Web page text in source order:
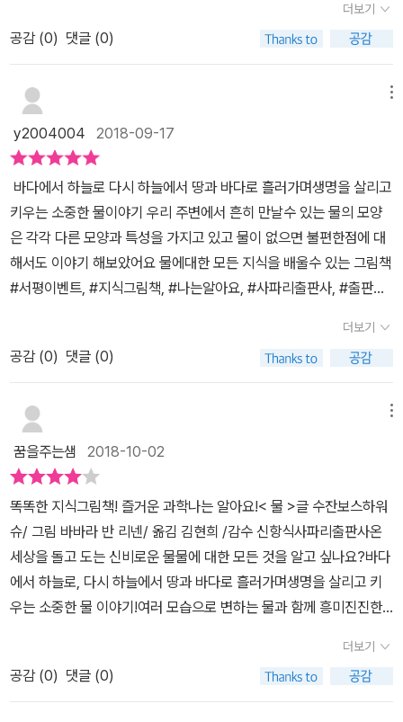
물이 물을 마시며 살아갈 수 있어요. 우리에게 소중한 물, 하지만, 지
구온난화로 인해 남극과 북극에 있는 빙하가 녹아 바닷물의 높이가
점점 높아진다는 것을 <꼬마지식>을 통해 알려주고 있어요. 작은 물
방울의 여행그림만으로도 물은 우리와 언제나 함께 있네요. 그리고
계속해서 물의 순환과정을 반복해서 알려준답니다. 물과 우리생활우
리 생활에 꼭 필요한 물물을 마시고, 물로 음식을 만들거나 씻고, 빨
래, 청소도 해요.아이들은 물의 날 행사에 갔다가 물이 떨어지는 힘을
이용해 전기를 만들어 불을 켤 수 있다는 것을 알고 있어요. 그리고 아
이들이 배꼽잡으며 공감했던 물은 변기의 똥오줌도 밖으로 내보내는
데도 사용한다는 것이죠. 지구에 있는 물 가운데 우리가 마실 수 있는
물은 약1퍼센트도 되지 않는다니...몰랐던 사실이예요. 학교에 있는
수돗가 물, 공원에 설치된 수돗물도 먹을 수 있었어요.'염소'라는 약품
내줘서집에서도 수돗물을 먹을 수 있는거더라구요. 우리 몸 역시도
약70퍼센트가 물로 이루어져 있지요. 물이 우리 몸 속에서 어떻게 사
용되는지또 어떤모습으로 변하는지도 그림으로 통해 설명해주고 있
어요. 몸속이 신기하기만한 아이는 몇 번을 물이 우리 몸 속 이곳저곳
이 물로 가득해요. 지구에 있는 물은 바닷물이 약 97퍼센트이고, 나
머지는 빙하, 호수, 강, 지하수등이예요. 대륙마다 날씨에 따라 물의
모습을 살펴볼 수 있고, 그 생활문화까지도 다르다는 걸 알 수 있었어
요. 선인장, 북극곰, 물고기, 낙타, 식물물은 동물과 식물에게도 필요
해요. 물을 소중한만큼 동물과 식물들도 똑똑하게 물을 이용하고 있
다는 것을 알 수 있었어요. 비가 많이 내려 물에 잠기는 현산인 홍수
비가 거의 내리지 않아 땅이 메마른 현상을 가뭄자연재해를 만드는...
넘쳐도 모자라도 안되는 물이라지요. 해마다 3월 22일은 세계 물의
날로 국제연합(UN)에서 물의 소중함을 일깨우기 위해 지정을 했어
먹구름 가득~소나기가 내려요~소나기가 땅에 모여 물웅덩이가 되었
어요~날씨가 맑아지자 물웅덩이가 모두 사라졌네요!물웅덩이에 고
여 있던 빗물이 기체가 되어 공기 중으로 퍼져 나가요이것을 수증기
라고 해요책 중간중간 물에 대한 재미있는 지식을 알려주는 꼬마 지
식이 있어서 별도로 찾아보지 않아도 된답니다물이 어떤 일을 하고
어떻게 쓰여지고 있는지 한눈에 딱! 볼 수 있도록 그려져 있어요플랩
을 펼치면 넓디 넓은 세상을 돌고 도는 물의 흐름을 살펴볼 수 있어요
우리가 마시는 물이 우리 몸에 들어가 어떤게 흐르는지도 알 수 있어
요여비에게 여비가 마신 물이 이렇게 몸속에서 흘러서 소변으로 나온
다고 얘기해주었지요~ㅋㅋ책 뒷편에는 간단한 활동과 퀴즈가 있어
요물의 성질을 이용해서 아이스바를 만드는 건데요아이와 함께 복습
차원에서 만들어봐도 좋을것 같아요책을 한번 읽고난 후 물길과 물방
울도 그려보았어요여비는 본인만의 물길을 그리더라고요~ㅋㅋ물이
뜨거운 햇빛을 쬐어 수증기가 될땐 성게처럼 물방울에 가시를 그려
알아요!물'을 통해 새로운 단어도 배우고무엇보다 물의 다양한 모습
과 흐름을 한눈에 알 수 있었던 것 같아요더불어 물의 소중함도 알게
되었네요여비는 평소 물을 마시고나면'아~물이 제일 맛있다'요러거
든요~ㅋㅋㅋㅋ쬐끄만한게..ㅋㅋㅋㅋ가장 맛있고~가장 소중하고~
없어서는 안될 소중한 물!책과 함께 물 지식 공부 해보세요~
더보기
공감 (0) 댓글 (0)
y2004004 2018-09-17
바다에서 하늘로 다시 하늘에서 땅과 바다로 흘러가며생명을 살리고
키우는 소중한 물이야기 우리 주변에서 흔히 만날수 있는 물의 모양
은 각각 다른 모양과 특성을 가지고 있고 물이 없으면 불편한점에 대
해서도 이야기 해보았어요 물에대한 모든 지식을 배울수 있는 그림책
#서평이벤트, #지식그림책, #나는알아요, #사파리출판사, #출판사
를 해보았어요 그림속에 물의 이동을 사랑군 스스로 이야기해보고 엄
마도 이야기해보는 시간 다양한 그림책속에서 만나보았던 물 이야기
나는 알아요 지식그림책으로 만나보면 더더 신나는 이야기 ​​소나기
가 내리고 해가뜨면서 일어나는 물의 변화 신기한 일들 물의 증발을
구들이 누구나 경험할수있는 이야기로 만나보기 그리고비가오는날
나가 뛰어놀지 못해 속상한 마음도 있지만 우리가 사는지구에 물이
없다면 어떻게 되는지도 알수있는 그림책 ​#서평이벤트, #지식그림
책, #나는알아요, #사파리출판사, #출판사이벤트, #물, #초등과
학 지구와 물 사랑군은 꼬마지식 말풍선도 너무 너무 재미있어 하더
라구요 나는 알아요 시리즈에 모두 이렇게 꼬마지식이 등장하니 어
이거 그책이네 라고 이야기하는 사랑군다양한 모습으로 돌고 도는 물
물의 순환에 대해서도 쉽게 그림과 함께 이해해요 물방울의 여행을
통해서 물과 우리 생활에 대해서도 알아보았어요 그리고 우리 몸속으
더보기
공감 (0) 댓글 (0)
꿈을주는샘 2018-10-02
똑똑한 지식그림책! 즐거운 과학나는 알아요!< 물 >글 수잔보스하워
슈/ 그림 바바라 반 리넨/ 옮김 김현희 /감수 신항식사파리출판사온
세상을 돌고 도는 신비로운 물물에 대한 모든 것을 알고 싶나요?바다
에서 하늘로, 다시 하늘에서 땅과 바다로 흘러가며생명을 살리고 키
우는 소중한 물 이야기!여러 모습으로 변하는 물과 함께 흥미진진한
책! 5-6세가 되면 한번쯤 아이가 목욕을 하면서 물은 어디에서 오
는건지 물은 어디로 가는건지에 대한 물음을 들어본 적이 있을꺼에
요! :)우리 복덩이도 6세 말문이 조금 터지고 목욕을 하면서 물어보고
더보기
공감 (0) 댓글 (0)